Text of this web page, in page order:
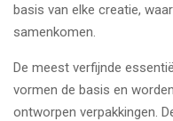
basis van elke creatie,
samenkomen.
De meest verfijnde
vormen de basis en
ontworpen verpakkingen.